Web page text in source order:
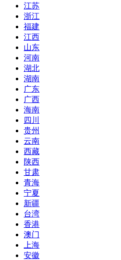
江苏
浙江
福建
江西
山东
河南
湖北
湖南
广东
广西
海南
四川
贵州
云南
西藏
陕西
甘肃
青海
宁夏
新疆
台湾
香港
澳门
上海
安徽